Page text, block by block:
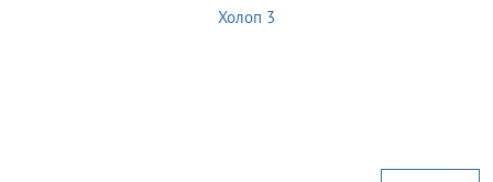
Холоп 3